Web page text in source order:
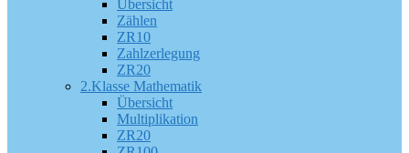
Übersicht
Zählen
ZR10
Zahlzerlegung
ZR20
2.Klasse Mathematik
Übersicht
Multiplikation
ZR20